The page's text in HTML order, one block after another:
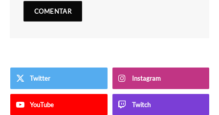
Twitter Instagram
YouTube Twitch